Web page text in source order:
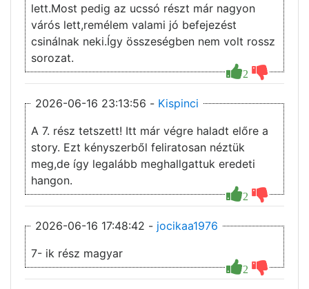
2
lett.Most pedig az ucssó részt már nagyon
várós lett,remélem valami jó befejezést
csinálnak neki.Így összeségben nem volt rossz
sorozat.
2026-06-16 23:13:56 - Kispinci
2
A 7. rész tetszett! Itt már végre haladt előre a
story. Ezt kényszerből feliratosan néztük
meg,de így legalább meghallgattuk eredeti
hangon.
2026-06-16 17:48:42 - jocikaa1976
2
7- ik rész magyar